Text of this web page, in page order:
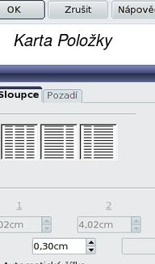
Karta Položky